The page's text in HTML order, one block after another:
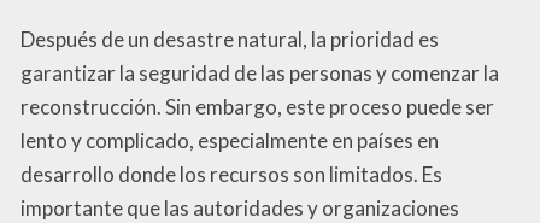
Después de un desastre natural, la prioridad es
garantizar la seguridad de las personas y comenzar la
reconstrucción. Sin embargo, este proceso puede ser
lento y complicado, especialmente en países en
desarrollo donde los recursos son limitados. Es
importante que las autoridades y organizaciones